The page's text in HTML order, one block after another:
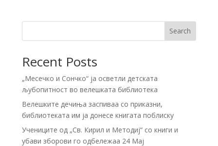
Search
Recent Posts
„Месечко и Сончко“ ја осветли детската
љубопитност во велешката библиотека
Велешките дечиња заспиваа со приказни,
библиотеката им ја донесе книгата поблиску
Учениците од „Св. Кирил и Методиј“ со книги и
убави зборови го одбележаа 24 Мај